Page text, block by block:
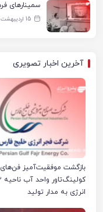
15 اردیبهشت 1404 - ۱۸:۵۳
آخرین اخبار تصویری
بازگشت موفقیت‌آمیز فن‌های
انرژی به مدار تولید